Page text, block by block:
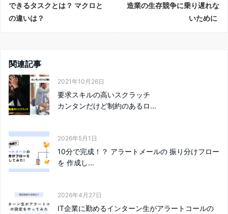
できるタスクとは？ マクロと
の違いは？
造業の生存競争に乗り遅れな
いために
関連記事
2021年10月26日
要求スキルの高いスクラッチ
カンタンだけど制約のあるロ...
2026年5月1日
10分で完成！？ アラートメールの 振り分けフロー
を 作成し...
2026年4月27日
IT企業に勤めるインターン生がアラートコールの